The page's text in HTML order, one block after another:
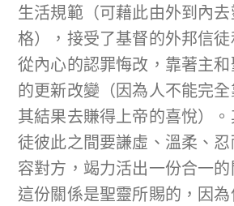
生活規範（可藉此由外到內
格），接受了基督的外邦信
從內心的認罪悔改，靠著主
的更新改變（因為人不能完
其結果去賺得上帝的喜悅）
徒彼此之間要謙虛、溫柔、
容對方，竭力活出一份合一的
這份關係是聖靈所賜的，因